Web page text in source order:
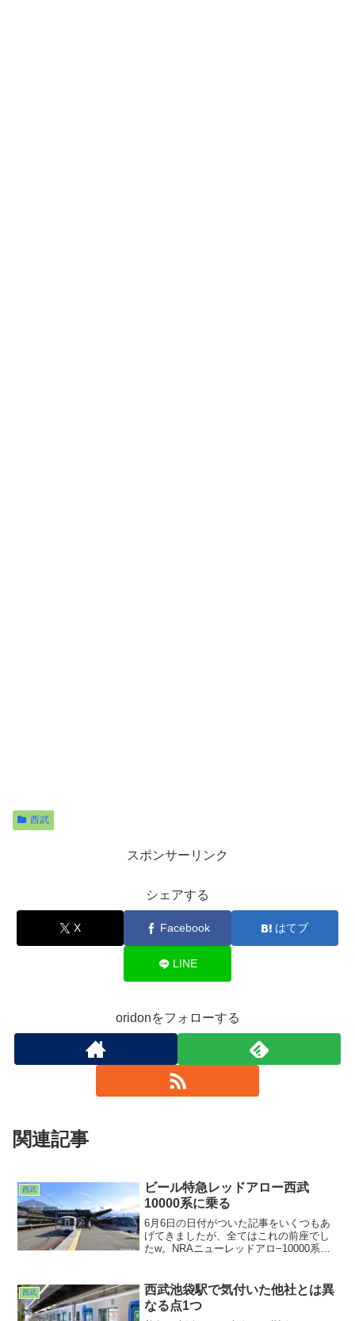
西武
スポンサーリンク
シェアする
X Facebook はてブ
LINE
oridonをフォローする
関連記事
西武
ビール特急レッドアロー西武
10000系に乗る
6月6日の日付がついた記事をいくつもあ
げてきましたが、全てはこれの前座でし
たw。NRAニューレッドアロ−10000系に
いると３番線に臨時表記の10000系が入っ
てきました。
西武
西武池袋駅で気付いた他社とは異
なる点1つ